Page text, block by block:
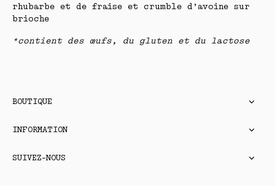
rhubarbe et de fraise et crumble d’avoine sur
brioche
*contient des œufs, du gluten et du lactose
BOUTIQUE
INFORMATION
SUIVEZ-NOUS